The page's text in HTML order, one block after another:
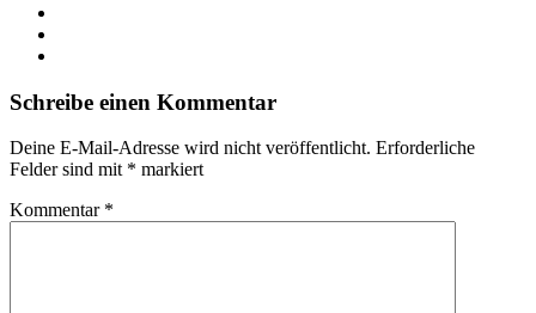
Schreibe einen Kommentar
Deine E-Mail-Adresse wird nicht veröffentlicht. Erforderliche
Felder sind mit * markiert
Kommentar *